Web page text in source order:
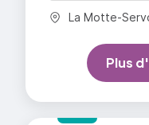
Épreuve /
collaboratif
Unité
Unité
Commune :
La Motte-
Plus